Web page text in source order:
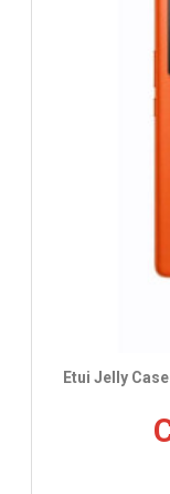
Etui Jelly